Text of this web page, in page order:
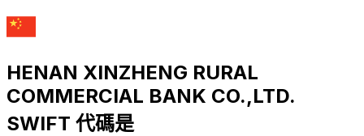
HENAN XINZHENG RURAL
COMMERCIAL BANK CO.,LTD.
SWIFT 代碼是